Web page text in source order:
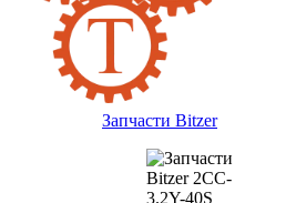
Запчасти Bitzer